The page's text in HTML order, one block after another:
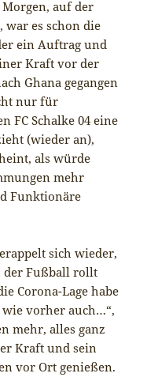
auf der
war es schon die
ein Auftrag und
Kraft vor der
Ghana gegangen
nur für
FC Schalke 04 eine
(wieder an),
als würde
mehr
Funktionäre
sich wieder,
der Fußball rollt
Corona-Lage habe
vorher auch…“,
mehr, alles ganz
Kraft und sein
vor Ort genießen.